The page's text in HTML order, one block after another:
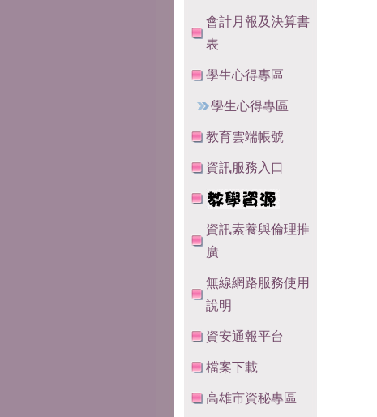
會計月報及決算書
表
學生心得專區
學生心得專區
教育雲端帳號
資訊服務入口
資訊素養與倫理推
廣
無線網路服務使用
說明
資安通報平台
檔案下載
高雄市資秘專區